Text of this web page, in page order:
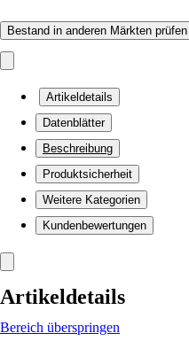
Bestand in anderen Märkten prüfen
Artikeldetails
Datenblätter
Beschreibung
Produktsicherheit
Weitere Kategorien
Kundenbewertungen
Artikeldetails
Bereich überspringen